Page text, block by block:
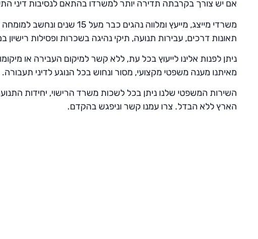
אם יש צורך בקרבתה תדירה יותר למשרדו בהתאם לנסיבות דיני
משרדי מייצג, מייעץ ומלווה נהגים כבר מעל 15 שנים ונחשב למומחה בולט בתחומי
תאונות דרכים, עבירות תנועה, תיקי נהיגה בשכרות ופסילות רישיון
ניתן לפנות אלינו לייעוץ בכל עת, ללא קשר למיקום העבירה או
מאיתנו מענה משפטי מקצועי, מסור ונחוש בכל הנוגע לדיני תעבורה.
השירות המשפטי שלנו ניתן בכל לשכות משרד הרישוי, יחידות
הארץ ללא הבדל. צרו עמנו קשר וניפגש בהקדם.